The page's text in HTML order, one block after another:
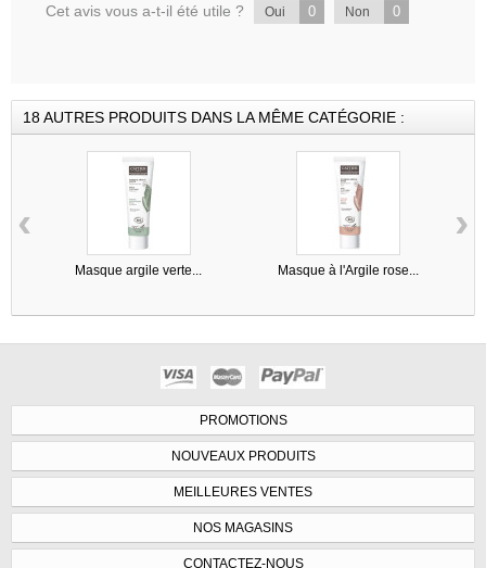
Cet avis vous a-t-il été utile ? Oui 0 Non 0
18 AUTRES PRODUITS DANS LA MÊME CATÉGORIE :
Masque argile verte... Masque à l'Argile rose...
‹ ›
PROMOTIONS
NOUVEAUX PRODUITS
MEILLEURES VENTES
NOS MAGASINS
CONTACTEZ-NOUS